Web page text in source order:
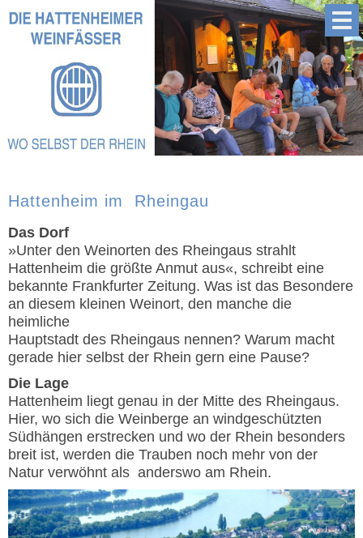
Hattenheim im Rheingau
Das Dorf
»Unter den Weinorten des Rheingaus strahlt
Hattenheim die größte Anmut aus«, schreibt eine
bekannte Frankfurter Zeitung. Was ist das Besondere
an diesem kleinen Weinort, den manche die
heimliche
Hauptstadt des Rheingaus nennen? Warum macht
gerade hier selbst der Rhein gern eine Pause?
Die Lage
Hattenheim liegt genau in der Mitte des Rheingaus.
Hier, wo sich die Weinberge an windgeschützten
Südhängen erstrecken und wo der Rhein besonders
breit ist, werden die Trauben noch mehr von der
Natur verwöhnt als anderswo am Rhein.